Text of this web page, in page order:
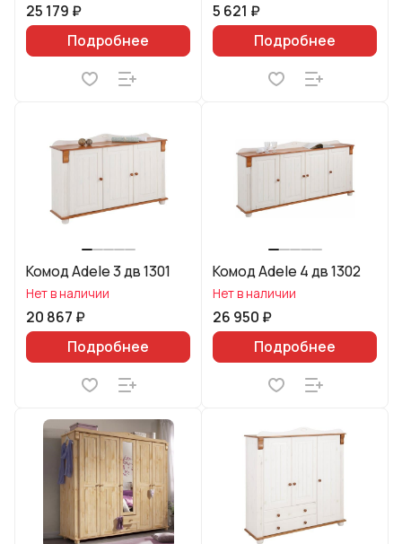
25 179 ₽
Подробнее
5 621 ₽
Подробнее
Комод Adele 3 дв 1301
Нет в наличии
20 867 ₽
Подробнее
Комод Adele 4 дв 1302
Нет в наличии
26 950 ₽
Подробнее